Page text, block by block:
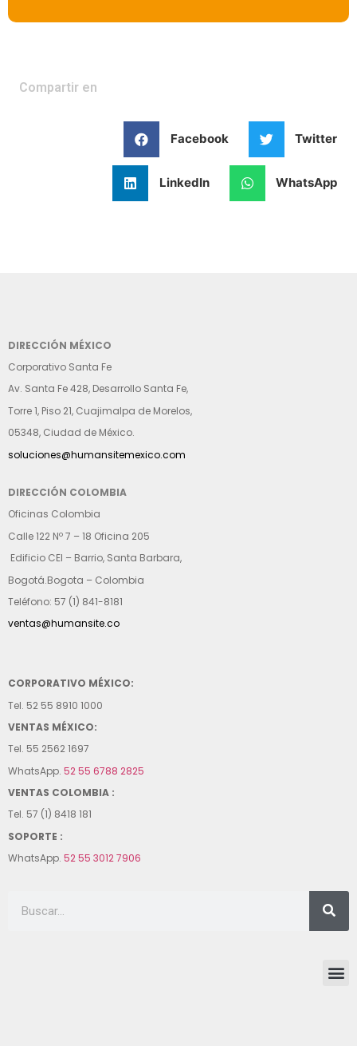
Compartir en
Facebook Twitter
LinkedIn WhatsApp
DIRECCIÓN MÉXICO
Corporativo Santa Fe
Av. Santa Fe 428, Desarrollo Santa Fe,
Torre 1, Piso 21, Cuajimalpa de Morelos,
05348, Ciudad de México.
soluciones@humansitemexico.com
DIRECCIÓN COLOMBIA
Oficinas Colombia
Calle 122 Nº 7 – 18 Oficina 205
Edificio CEI – Barrio, Santa Barbara,
Bogotá.Bogota – Colombia
Teléfono: 57 (1) 841-8181
ventas@humansite.co
CORPORATIVO MÉXICO:
Tel. 52 55 8910 1000
VENTAS MÉXICO:
Tel. 55 2562 1697
WhatsApp. 52 55 6788 2825
VENTAS COLOMBIA :
Tel. 57 (1) 8418 181
SOPORTE :
WhatsApp. 52 55 3012 7906